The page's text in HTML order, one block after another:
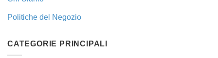
Politiche del Negozio
CATEGORIE PRINCIPALI